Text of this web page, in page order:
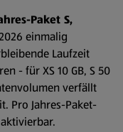
Paket S,
einmalig
Laufzeit
- für XS 10 GB, S 50
verfällt
Pro Jahres-Paket-